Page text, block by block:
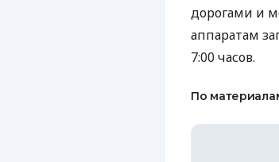
дорогами и
аппаратам
7:00 часов.
По